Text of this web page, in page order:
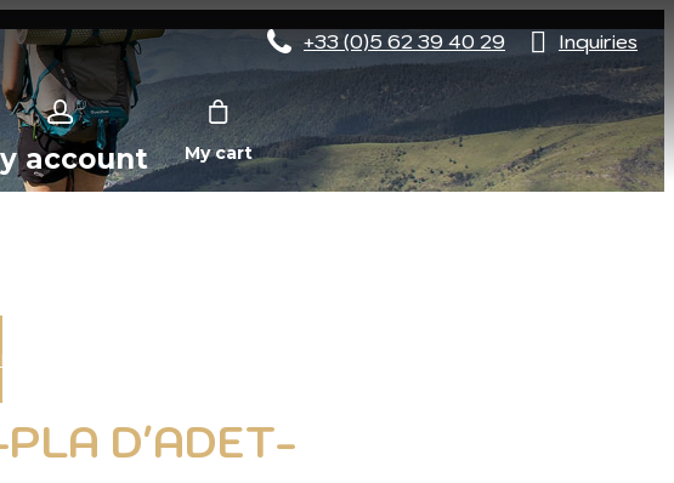
+33 (0)5 62 39 40 29 Inquiries
account My cart
PLA D'ADET-